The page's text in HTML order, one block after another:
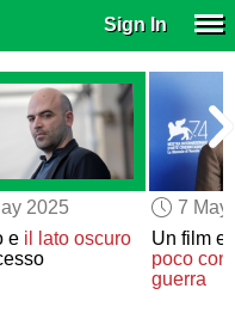
Sign In
2025
e il lato oscuro
7 May
Un film
poco
guerra